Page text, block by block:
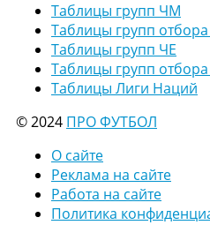
Таблицы групп ЧМ
Таблицы групп
Таблицы групп ЧЕ
Таблицы групп
Таблицы Лиги Наций
© 2024 ПРО ФУТБОЛ
О сайте
Реклама на сайте
Работа на сайте
Политика